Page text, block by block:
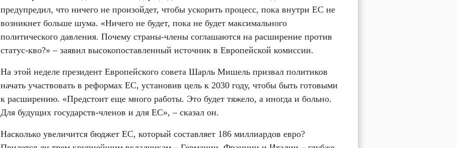
предупредил, что ничего не произойдет, чтобы ускорить процесс, пока внутри ЕС не
возникнет больше шума. «Ничего не будет, пока не будет максимального
политического давления. Почему страны-члены соглашаются на расширение против
статус-кво?» – заявил высокопоставленный источник в Европейской комиссии.
На этой неделе президент Европейского совета Шарль Мишель призвал политиков
начать участвовать в реформах ЕС, установив цель к 2030 году, чтобы быть готовыми
к расширению. «Предстоит еще много работы. Это будет тяжело, а иногда и больно.
Для будущих государств-членов и для ЕС», – сказал он.
Насколько увеличится бюджет ЕС, который составляет 186 миллиардов евро?